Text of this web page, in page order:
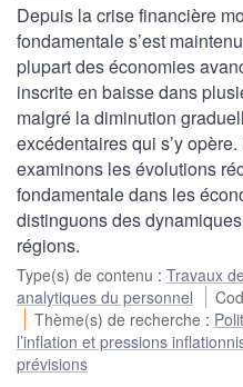
Depuis la crise financière
fondamentale s’est
plupart des économies
inscrite en baisse dans
malgré la diminution
excédentaires qui s’y
examinons les évolutions
fondamentale dans les
distinguons des
régions.
Type(s) de contenu : Travaux
analytiques du personnel
Thème(s) de recherche :
l’inflation et pressions
prévisions